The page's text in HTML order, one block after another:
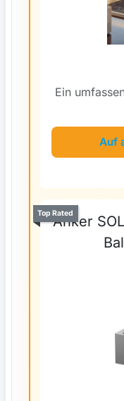
Ein
Auf
Anker
Top Rated